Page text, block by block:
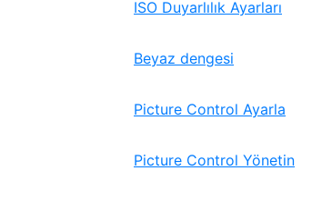
ISO Duyarlılık Ayarları
Beyaz dengesi
Picture Control Ayarla
Picture Control Yönetin